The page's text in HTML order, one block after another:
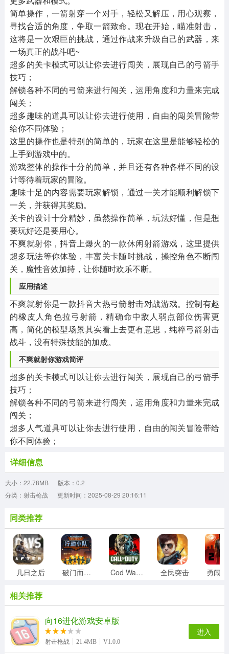
简单操作，一箭射穿一个对手，轻松又解压，用心观察，
寻找合适的角度，争取一箭致命。现在开始，瞄准射击，
这将是一次艰巨的挑战，通过作战来升级自己的武器，来
一场真正的战斗吧~
超多的关卡模式可以让你去进行闯关，展现自己的弓箭手
技巧；
解锁各种不同的弓箭来进行闯关，运用角度和力量来完成
闯关；
超多趣味的道具可以让你去进行使用，自由的闯关冒险带
给你不同体验；
这里的操作也是特别的简单的，玩家在这里是能够轻松的
上手到游戏中的。
游戏整体的操作十分的简单，并且还有各种各样不同的设
计等待着玩家的冒险。
趣味十足的内容需要玩家解锁，通过一关才能顺利解锁下
一关，并获得其奖励。
关卡的设计十分精妙，虽然操作简单，玩法好懂，但是想
要玩好还是要用心。
不爽就射你，抖音上爆火的一款休闲射箭游戏，这里提供
超多玩法等你体验，丰富关卡随时挑战，操控角色不断闯
关，魔性音效加持，让你随时欢乐不断。
应用描述
不爽就射你是一款抖音大热弓箭射击对战游戏。控制有趣
的橡皮人角色拉弓射箭，精确命中敌人弱点部位伤害更
高，简化的模型场景其实看上去更有意思，纯粹弓箭射击
战斗，没有特殊技能的加成。
不爽就射你游戏简评
超多的关卡模式可以让你去进行闯关，展现自己的弓箭手
技巧；
解锁各种不同的弓箭来进行闯关，运用角度和力量来完成
闯关；
超多人气道具可以让你去进行使用，自由的闯关冒险带给
你不同体验；
详细信息
大小：22.78MB
版本：0.2
分类：射击枪战
更新时间：2025-08-29 20:16:11
同类推荐
几日之后 破门而入行动小队 Cod Warzone 全民突击
相关推荐
向16进化游戏安卓版
射击枪战 21.4MB V1.0.0
进入